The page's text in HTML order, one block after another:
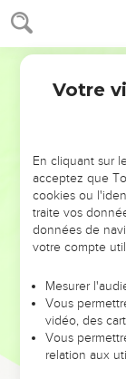
Dieu, mettra la
tout le pays que
Regarde, je
et la malédiction :
la bénédiction,
l'Éternel, votre
la malédiction,
de l'Éternel,
que je vous
dieux, que vous
Et il arrivera
bénédiction sur
sur la montagne
Ces
Jourdain, par
Votre
En cliquant sur
acceptez que
cookies ou
traite vos
données de
votre compte
Mesurer
Vous
vidéo, des
Vous
relation aux